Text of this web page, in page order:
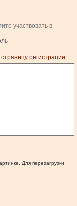
участвовать в
страницу регистрации.
Для перезагрузки